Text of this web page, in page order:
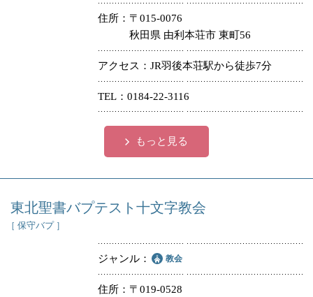
住所
〒015-0076
秋田県 由利本荘市 東町56
アクセス JR羽後本荘駅から徒歩7分
TEL 0184-22-3116
もっと見る
東北聖書バプテスト十文字教会
［ 保守バプ ］
ジャンル 教会
住所
〒019-0528